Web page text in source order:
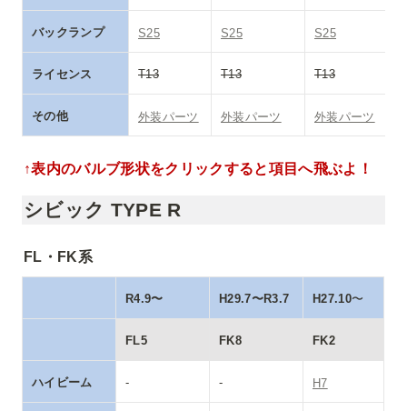
バックランプ S25 S25 S25
ライセンス T13 T13 T13
その他 外装パーツ 外装パーツ 外装パーツ
↑表内のバルブ形状をクリックすると項目へ飛ぶよ！
シビック TYPE R
FL・FK系
R4.9〜 H29.7〜R3.7 H27.10〜
FL5 FK8 FK2
ハイビーム - - H7